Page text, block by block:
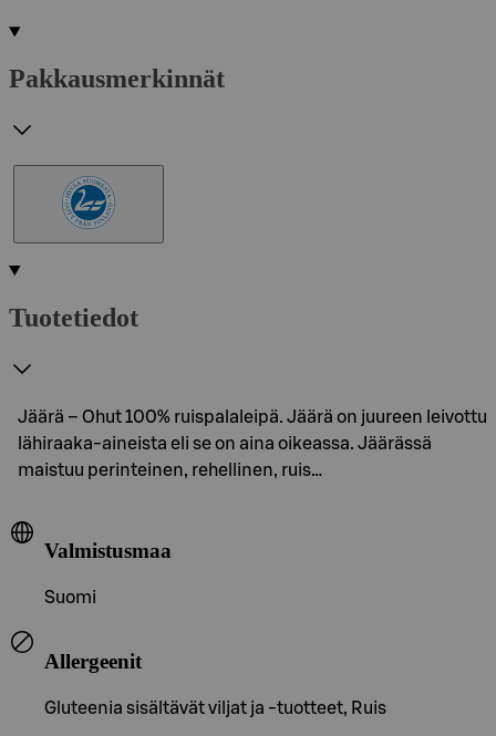
Pakkausmerkinnät
Tuotetiedot
Jäärä – Ohut 100% ruispalaleipä. Jäärä on juureen leivottu
lähiraaka-aineista eli se on aina oikeassa. Jäärässä
maistuu perinteinen, rehellinen, ruis…
Valmistusmaa
Suomi
Allergeenit
Gluteenia sisältävät viljat ja -tuotteet, Ruis